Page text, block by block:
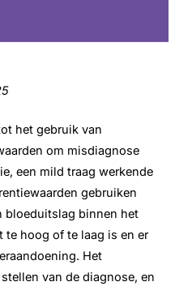
het gebruik van
om misdiagnose
een mild traag werkende
gebruiken
bloeduitslag binnen het
hoog of te laag is en er
Het
van de diagnose, en